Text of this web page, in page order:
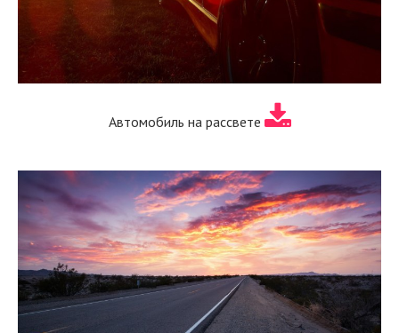
Автомобиль на рассвете